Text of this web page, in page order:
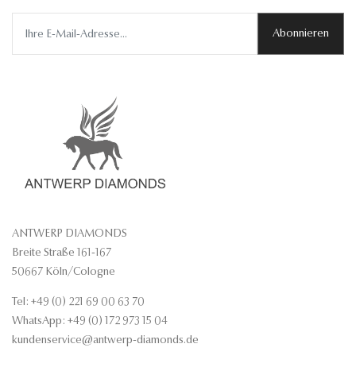
Abonnieren
ANTWERP DIAMONDS
Breite Straße 161-167
50667 Köln/Cologne
Tel: +49 (0) 221 69 00 63 70
WhatsApp: +49 (0) 172 973 15 04
kundenservice@antwerp-diamonds.de